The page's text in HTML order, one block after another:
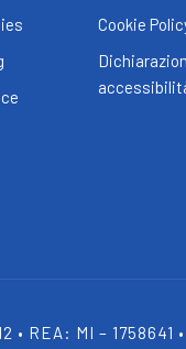
Cookie
• REA: MI –